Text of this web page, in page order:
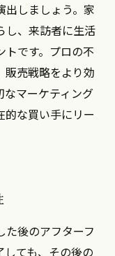
出しましょう。家
し、来訪者に生活
トです。プロの不
販売戦略をより効
なマーケティング
的な買い手にリー
た後のアフターフ
しても、その後の